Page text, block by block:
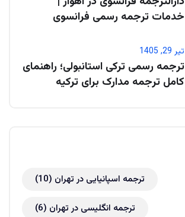
خدمات ترجمه رسمی فرانسوی
تیر 29, 1405
ترجمه رسمی ترکی استانبولی؛ راهنمای
کامل ترجمه مدارک برای ترکیه
ترجمه اسپانیایی در تهران (10)
ترجمه انگلیسی در تهران (6)